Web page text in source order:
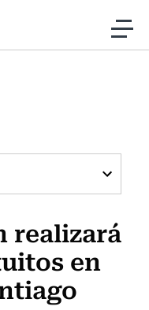
realizará
en